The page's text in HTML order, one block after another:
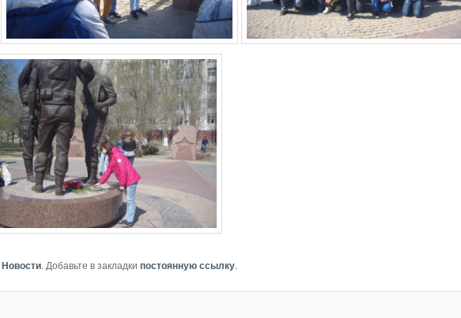
Новости. Добавьте в закладки постоянную ссылку.